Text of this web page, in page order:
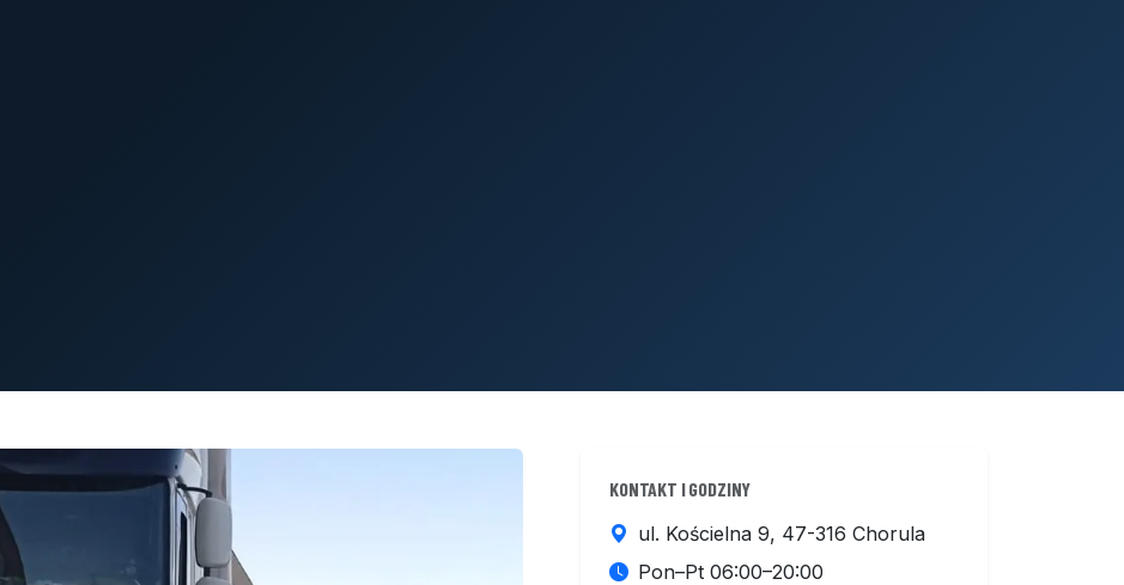
KONTAKT I GODZINY
ul. Kościelna 9, 47-316 Chorula
Pon–Pt 06:00–20:00